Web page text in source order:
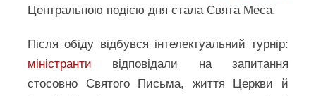
Центральною подією дня стала Свята Меса.
Після обіду відбувся інтелектуальний турнір:
міністранти відповідали на запитання
стосовно Святого Письма, життя Церкви й